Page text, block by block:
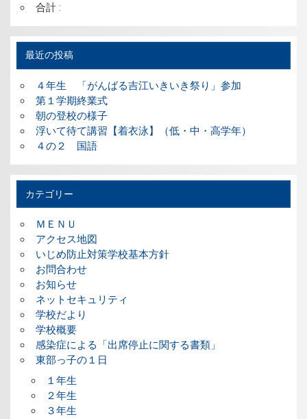
合計 :
最近の投稿
４年生 「がんばる吉江いきいき祭り」参加
第１学期終業式
朝の登校の様子
浮いて待て講習【着衣泳】（低・中・高学年）
４の２ 国語
カテゴリー
ＭＥＮＵ
アクセス地図
いじめ防止対策学校基本方針
お問合わせ
お知らせ
ネットセキュリティ
学校だより
学校概要
感染症による「出席停止に関する書類」
東部っ子の１日
１年生
２年生
３年生